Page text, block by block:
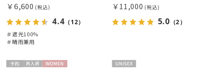
￥6,600 (税込)
4.4 （12）
＃遮光100%
＃晴雨兼用
￥11,000 (税込)
5.0 （2）